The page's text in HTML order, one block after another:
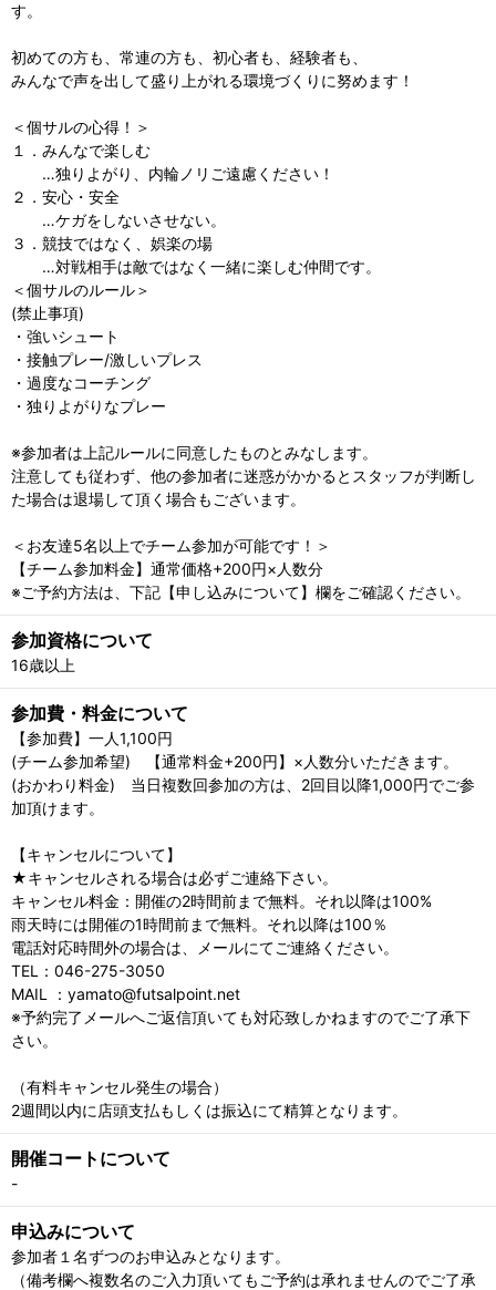
す。
初めての方も、常連の方も、初心者も、経験者も、
みんなで声を出して盛り上がれる環境づくりに努めます！
＜個サルの心得！＞
１．みんなで楽しむ
…独りよがり、内輪ノリご遠慮ください！
２．安心・安全
…ケガをしないさせない。
３．競技ではなく、娯楽の場
…対戦相手は敵ではなく一緒に楽しむ仲間です。
＜個サルのルール＞
(禁止事項)
・強いシュート
・接触プレー/激しいプレス
・過度なコーチング
・独りよがりなプレー
※参加者は上記ルールに同意したものとみなします。
注意しても従わず、他の参加者に迷惑がかかるとスタッフが判断し
た場合は退場して頂く場合もございます。
＜お友達5名以上でチーム参加が可能です！＞
【チーム参加料金】通常価格+200円×人数分
※ご予約方法は、下記【申し込みについて】欄をご確認ください。
参加資格について
16歳以上
参加費・料金について
【参加費】一人1,100円
(チーム参加希望) 【通常料金+200円】×人数分いただきます。
(おかわり料金) 当日複数回参加の方は、2回目以降1,000円でご参
加頂けます。
【キャンセルについて】
★キャンセルされる場合は必ずご連絡下さい。
キャンセル料金：開催の2時間前まで無料。それ以降は100%
雨天時には開催の1時間前まで無料。それ以降は100％
電話対応時間外の場合は、メールにてご連絡ください。
TEL：046-275-3050
MAIL ：yamato@futsalpoint.net
※予約完了メールへご返信頂いても対応致しかねますのでご了承下
さい。
（有料キャンセル発生の場合）
2週間以内に店頭支払もしくは振込にて精算となります。
開催コートについて
-
申込みについて
参加者１名ずつのお申込みとなります。
（備考欄へ複数名のご入力頂いてもご予約は承れませんのでご了承